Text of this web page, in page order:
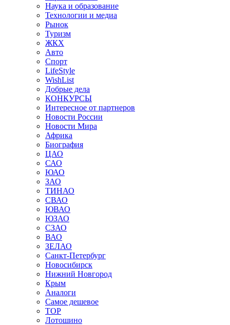
Наука и образование
Технологии и медиа
Рынок
Туризм
ЖКХ
Авто
Спорт
LifeStyle
WishList
Добрые дела
КОНКУРСЫ
Интересное от партнеров
Новости России
Новости Мира
Африка
Биография
ЦАО
САО
ЮАО
ЗАО
ТИНАО
СВАО
ЮВАО
ЮЗАО
СЗАО
ВАО
ЗЕЛАО
Санкт-Петербург
Новосибирск
Нижний Новгород
Крым
Аналоги
Самое дешевое
TOP
Лотошино